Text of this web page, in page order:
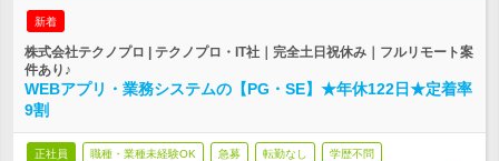
新着
株式会社テクノプロ | テクノプロ・IT社｜完全土日祝休み｜フルリモート案
件あり♪
WEBアプリ・業務システムの【PG・SE】★年休122日★定着率
9割
正社員 職種・業種未経験OK 急募 転勤なし 学歴不問